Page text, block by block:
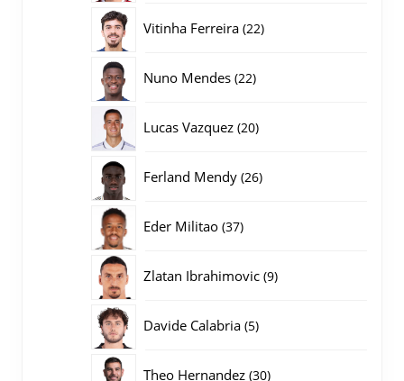
Vitinha Ferreira 2222
Nuno Mendes 2222
Lucas Vazquez 2020
Ferland Mendy 2626
Eder Militao 3737
Zlatan Ibrahimovic 99
Davide Calabria 55
Theo Hernandez 3030